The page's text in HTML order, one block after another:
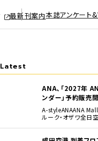
最新刊案内本誌アンケート&
Latest
ANA、「2027年
ンダー」予約販売
A-styleANAANA Mall
ルーク・オザワ全日